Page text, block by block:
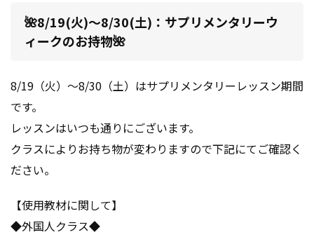
🌺8/19(火)～8/30(土)：サプリメンタリーウ
ィークのお持物🌺
8/19（火）～8/30（土）はサプリメンタリーレッスン期間
です。
レッスンはいつも通りにございます。
クラスによりお持ち物が変わりますので下記にてご確認く
ださい。
【使用教材に関して】
◆外国人クラス◆